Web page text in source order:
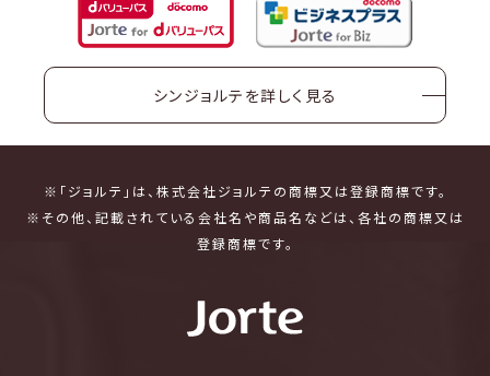
シンジョルテを詳しく見る
※「ジョルテ」は、株式会社ジョルテの商標又は登録商標です。
※その他、記載されている会社名や商品名などは、各社の商標又は
登録商標です。